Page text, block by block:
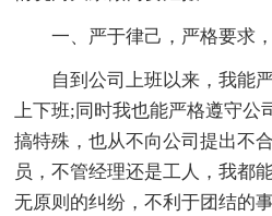
一、严于律己，严格要求，
自到公司上班以来，我能严
上下班;同时我也能严格遵守
搞特殊，也从不向公司提出不
员，不管经理还是工人，我都
无原则的纠纷，不利于团结的